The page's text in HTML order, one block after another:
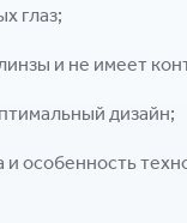
глаз;
и не имеет
дизайн;
и особенность